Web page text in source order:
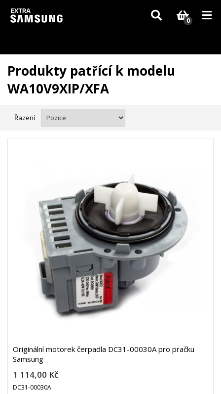
Vzhledem k aktuální situaci se může dodání dílů, které nejsou skladem,
zpozdit. Děkujeme za pochopení.
0
Produkty patřící k modelu
WA10V9XIP/XFA
Řazení
Originální motorek čerpadla DC31-00030A pro pračku
Samsung
1 114,00 Kč
DC31-00030A